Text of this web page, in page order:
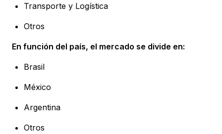
Transporte y Logística
Otros
En función del país, el mercado se divide en:
Brasil
México
Argentina
Otros